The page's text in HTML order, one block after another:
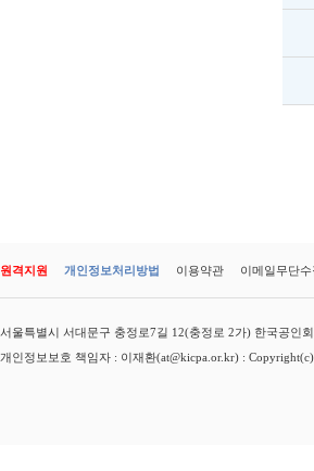
원격지원 개인정보처리방법 이용약관 이메일무단
서울특별시 서대문구 충정로7길 12(충정로 2가) 한국공인
개인정보보호 책임자 : 이재환(at@kicpa.or.kr) : Copyright(c)